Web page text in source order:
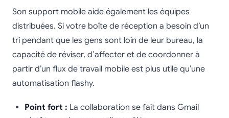
Son support mobile aide également les équipes
distribuées. Si votre boîte de réception a besoin d’un
tri pendant que les gens sont loin de leur bureau, la
capacité de réviser, d’affecter et de coordonner à
partir d’un flux de travail mobile est plus utile qu’une
automatisation flashy.
Point fort : La collaboration se fait dans Gmail